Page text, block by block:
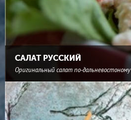
САЛАТ РУССКИЙ
Оригинальный салат по-дальневостоному